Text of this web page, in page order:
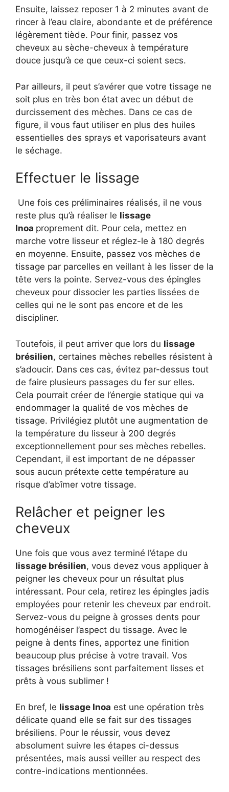
Ensuite, laissez reposer 1 à 2 minutes avant de
rincer à l’eau claire, abondante et de préférence
légèrement tiède. Pour finir, passez vos
cheveux au sèche-cheveux à température
douce jusqu’à ce que ceux-ci soient secs.
Par ailleurs, il peut s’avérer que votre tissage ne
soit plus en très bon état avec un début de
durcissement des mèches. Dans ce cas de
figure, il vous faut utiliser en plus des huiles
essentielles des sprays et vaporisateurs avant
le séchage.
Effectuer le lissage
Une fois ces préliminaires réalisés, il ne vous
reste plus qu’à réaliser le lissage
Inoa proprement dit. Pour cela, mettez en
marche votre lisseur et réglez-le à 180 degrés
en moyenne. Ensuite, passez vos mèches de
tissage par parcelles en veillant à les lisser de la
tête vers la pointe. Servez-vous des épingles
cheveux pour dissocier les parties lissées de
celles qui ne le sont pas encore et de les
discipliner.
Toutefois, il peut arriver que lors du lissage
brésilien, certaines mèches rebelles résistent à
s’adoucir. Dans ces cas, évitez par-dessus tout
de faire plusieurs passages du fer sur elles.
Cela pourrait créer de l’énergie statique qui va
endommager la qualité de vos mèches de
tissage. Privilégiez plutôt une augmentation de
la température du lisseur à 200 degrés
exceptionnellement pour ses mèches rebelles.
Cependant, il est important de ne dépasser
sous aucun prétexte cette température au
risque d’abîmer votre tissage.
Relâcher et peigner les
cheveux
Une fois que vous avez terminé l’étape du
lissage brésilien, vous devez vous appliquer à
peigner les cheveux pour un résultat plus
intéressant. Pour cela, retirez les épingles jadis
employées pour retenir les cheveux par endroit.
Servez-vous du peigne à grosses dents pour
homogénéiser l’aspect du tissage. Avec le
peigne à dents fines, apportez une finition
beaucoup plus précise à votre travail. Vos
tissages brésiliens sont parfaitement lisses et
prêts à vous sublimer !
En bref, le lissage Inoa est une opération très
délicate quand elle se fait sur des tissages
brésiliens. Pour le réussir, vous devez
absolument suivre les étapes ci-dessus
présentées, mais aussi veiller au respect des
contre-indications mentionnées.